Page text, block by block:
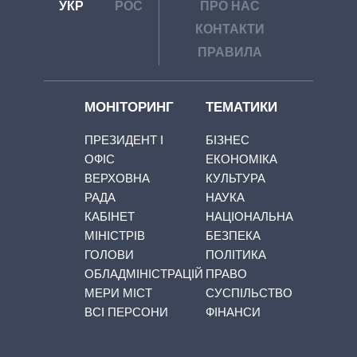
УКР РОС
ПРО НАС
КОНТАКТИ
ПРАВИЛА
МОНІТОРИНГ
ПРЕЗИДЕНТ І
ОФІС
ВЕРХОВНА
РАДА
КАБІНЕТ
МІНІСТРІВ
ГОЛОВИ
ОБЛАДМІНІСТРАЦІЙ
МЕРИ МІСТ
ВСІ ПЕРСОНИ
ТЕМАТИКИ
БІЗНЕС
ЕКОНОМІКА
КУЛЬТУРА
НАУКА
НАЦІОНАЛЬНА
БЕЗПЕКА
ПОЛІТИКА
ПРАВО
СУСПІЛЬСТВО
ФІНАНСИ